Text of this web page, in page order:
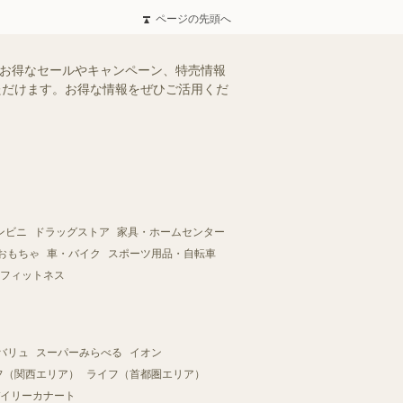
ページの先頭へ
得なセールやキャンペーン、特売情報
けます。お得な情報をぜひご活用くだ
ビニ ドラッグストア
家具・ホームセンター
もちゃ
車・バイク
スポーツ用品・自転車
ィットネス
リュ スーパーみらべる
イオン
関西エリア）
ライフ（首都圏エリア）
リーカナート